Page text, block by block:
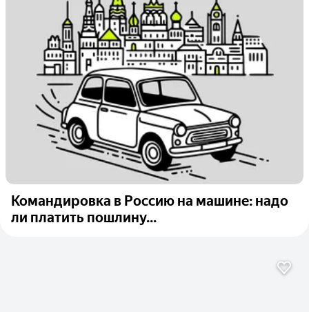
Командировка в Россию на машине: надо
ли платить пошлину...